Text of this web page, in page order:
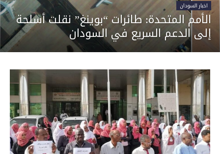
اخبار السودان
الأمم المتحدة: طائرات “بوينغ” نقلت أسلحة
إلى الدعم السريع في السودان